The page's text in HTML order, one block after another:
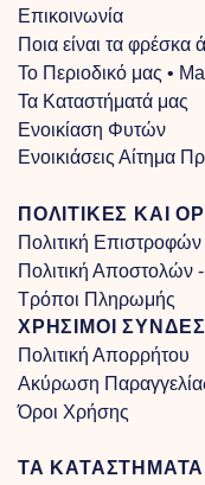
Επικοινωνία
Ποια είναι τα φρέσκα
Το Περιοδικό μας •
Τα Kαταστήματά μας
Ενοικίαση Φυτών
Ενοικιάσεις Αίτημα
ΠΟΛΙΤΙΚΕΣ ΚΑΙ
Πολιτική Επιστροφών
Πολιτική Αποστολών
Τρόποι Πληρωμής
ΧΡΗΣΙΜΟΙ
Πολιτική Απορρήτου
Ακύρωση
Όροι Χρήσης
ΤΑ